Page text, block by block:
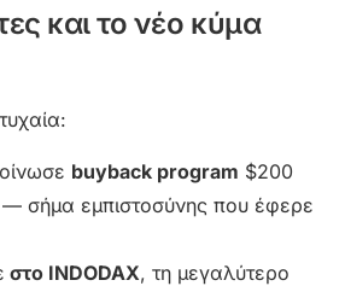
και το νέο κύμα
buyback program $200
σήμα εμπιστοσύνης που έφερε
στο INDODAX, τη μεγαλύτερο